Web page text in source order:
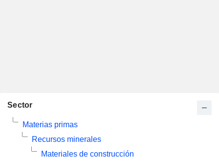
Sector
Materias primas
Recursos minerales
Materiales de construcción